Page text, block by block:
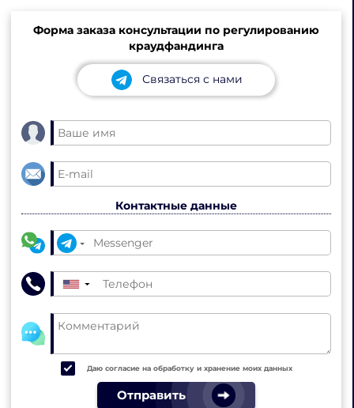
Форма заказа консультации по регулированию
краудфандинга
Связаться с нами
Контактные данные
▼
Даю согласие на обработку и хранение моих данных
Отправить